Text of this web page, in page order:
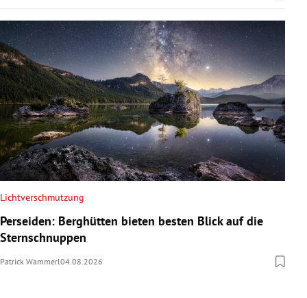
Lichtverschmutzung
Perseiden: Berghütten bieten besten Blick auf die
Sternschnuppen
Patrick Wammerl04.08.2026